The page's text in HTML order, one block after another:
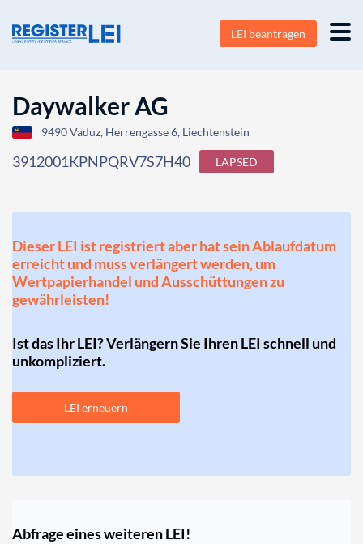
LEI beantragen
Daywalker AG
9490 Vaduz, Herrengasse 6, Liechtenstein
3912001KPNPQRV7S7H40 LAPSED
Dieser LEI ist registriert aber hat sein Ablaufdatum
erreicht und muss verlängert werden, um
Wertpapierhandel und Ausschüttungen zu
gewährleisten!
Ist das Ihr LEI? Verlängern Sie Ihren LEI schnell und
unkompliziert.
LEI erneuern
Abfrage eines weiteren LEI!